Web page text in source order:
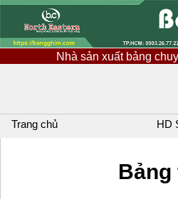
sản xuất bảng chuyên nghiệp tại
HD
Trang chủ